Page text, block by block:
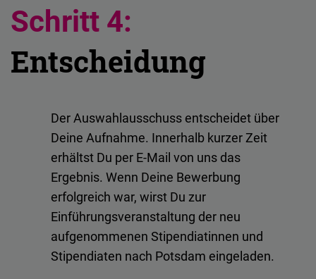
Schritt 4:
Entscheidung
Der Auswahlausschuss entscheidet über
Deine Aufnahme. Innerhalb kurzer Zeit
erhältst Du per E-Mail von uns das
Ergebnis. Wenn Deine Bewerbung
erfolgreich war, wirst Du zur
Einführungsveranstaltung der neu
aufgenommenen Stipendiatinnen und
Stipendiaten nach Potsdam eingeladen.